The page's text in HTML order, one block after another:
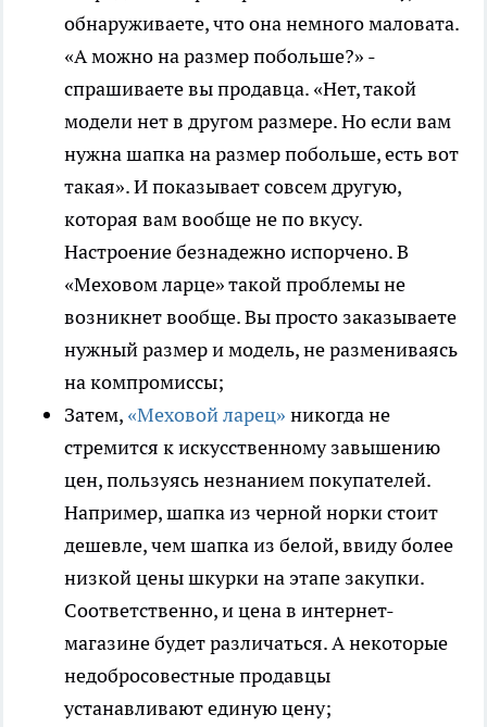
обнаруживаете, что она немного маловата.
«А можно на размер побольше?» -
спрашиваете вы продавца. «Нет, такой
модели нет в другом размере. Но если вам
нужна шапка на размер побольше, есть вот
такая». И показывает совсем другую,
которая вам вообще не по вкусу.
Настроение безнадежно испорчено. В
«Меховом ларце» такой проблемы не
возникнет вообще. Вы просто заказываете
нужный размер и модель, не размениваясь
на компромиссы;
Затем, «Меховой ларец» никогда не
стремится к искусственному завышению
цен, пользуясь незнанием покупателей.
Например, шапка из черной норки стоит
дешевле, чем шапка из белой, ввиду более
низкой цены шкурки на этапе закупки.
Соответственно, и цена в интернет-
магазине будет различаться. А некоторые
недобросовестные продавцы
устанавливают единую цену;